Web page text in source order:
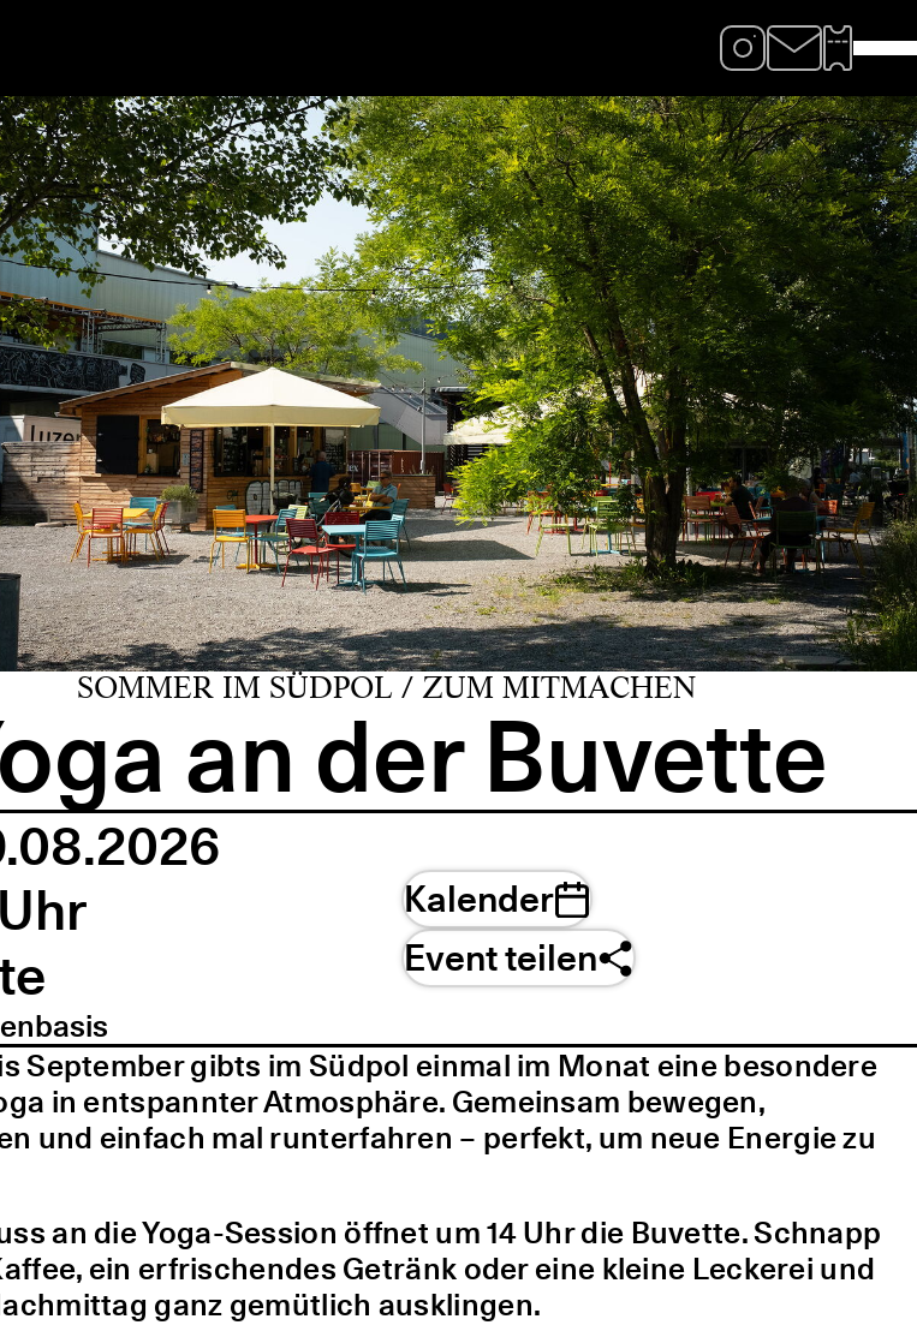
SOMMER IM SÜDPOL / ZUM MITMACHEN
an der Buvette
Kalender
Event teilen
September gibts im Südpol einmal im Monat eine besondere
in entspannter Atmosphäre. Gemeinsam bewegen,
und einfach mal runterfahren – perfekt, um neue Energie zu
an die Yoga-Session öffnet um 14 Uhr die Buvette. Schnapp
ein erfrischendes Getränk oder eine kleine Leckerei und
ganz gemütlich ausklingen.